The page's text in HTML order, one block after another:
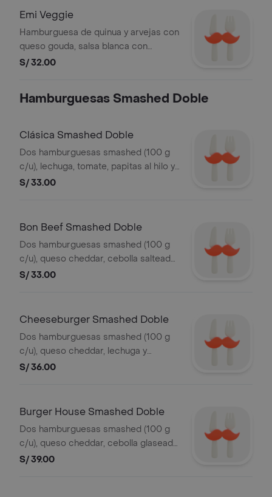
Emi Veggie
Hamburguesa de quinua y arvejas con
queso gouda, salsa blanca con
champiñones, cebolla caramelizada,
S/ 32.00
Hamburguesas Smashed Doble
Clásica Smashed Doble
Dos hamburguesas smashed (100 g
c/u), lechuga, tomate, papitas al hilo y
bon mayo. incluye ketchup y
S/ 33.00
Bon Beef Smashed Doble
Dos hamburguesas smashed (100 g
c/u), queso cheddar, cebolla salteada
y relish. incluye ketchup y mayonesa
S/ 33.00
Cheeseburger Smashed Doble
Dos hamburguesas smashed (100 g
c/u), queso cheddar, lechuga y
tomate. incluye ketchup y mayonesa
S/ 36.00
Burger House Smashed Doble
Dos hamburguesas smashed (100 g
c/u), queso cheddar, cebolla glaseada
y salsa secreta. incluye ketchup y
S/ 39.00